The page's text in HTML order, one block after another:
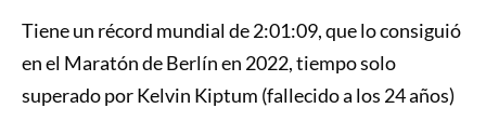
Tiene un récord mundial de 2:01:09, que lo consiguió
en el Maratón de Berlín en 2022, tiempo solo
superado por Kelvin Kiptum (fallecido a los 24 años)